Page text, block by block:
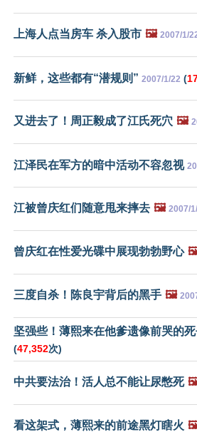
上海人点当房车 杀入股市 🖼️ 2007/1/
新鲜，这些都有“潜规则” 2007/1/22 (
又进去了！周正毅成了江氏死穴 🖼️
江泽民在军方的暗中活动不容忽视
江被曾庆红们随意甩来摔去 🖼️ 2007/
曾庆红在性爱光碟中展现勃勃野心
三度自杀！陈良宇背后的黑手 🖼️
坚强些！薄熙来在他爹遗像前哭的
(47,352次)
中共要法治！活人总不能让尿憋死
看这架式，薄熙来的前途黑灯瞎火